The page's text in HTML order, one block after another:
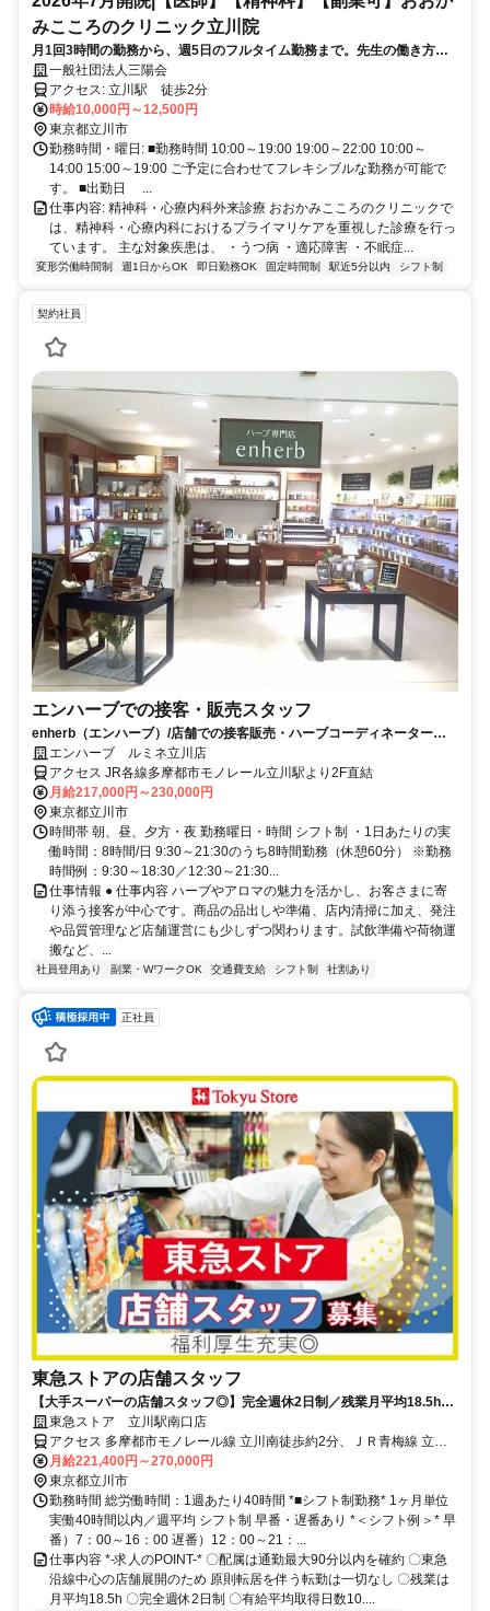
みこころのクリニック立川院
月1回3時間の勤務から、週5日のフルタイム勤務まで。先生の働き方に
合わせて勤務設計が可能です。
一般社団法人三陽会
アクセス: 立川駅 徒歩2分
時給10,000円～12,500円
東京都立川市
勤務時間・曜日: ■勤務時間 10:00～19:00 19:00～22:00 10:00～
14:00 15:00～19:00 ご予定に合わせてフレキシブルな勤務が可能で
す。 ■出勤日 ...
仕事内容: 精神科・心療内科外来診療 おおかみこころのクリニックで
は、精神科・心療内科におけるプライマリケアを重視した診療を行っ
ています。 主な対象疾患は、 ・うつ病 ・適応障害 ・不眠症...
変形労働時間制 週1日からOK 即日勤務OK 固定時間制 駅近5分以内 シフト制
契約社員
エンハーブでの接客・販売スタッフ
enherb（エンハーブ）/店舗での接客販売・ハーブコーディネーター募
集【契約社員求人】
エンハーブ ルミネ立川店
アクセス JR各線多摩都市モノレール立川駅より2F直結
月給217,000円～230,000円
東京都立川市
時間帯 朝、昼、夕方・夜 勤務曜日・時間 シフト制 ・1日あたりの実
働時間：8時間/日 9:30～21:30のうち8時間勤務（休憩60分） ※勤務
時間例：9:30～18:30／12:30～21:30...
仕事情報 ● 仕事内容 ハーブやアロマの魅力を活かし、お客さまに寄
り添う接客が中心です。商品の品出しや準備、店内清掃に加え、発注
や品質管理など店舗運営にも少しずつ関わります。試飲準備や荷物運
搬など、...
社員登用あり 副業・WワークOK 交通費支給 シフト制 社割あり
正社員
東急ストアの店舗スタッフ
【大手スーパーの店舗スタッフ◎】完全週休2日制／残業月平均18.5h／
家族も利用できる20％offの買い物割引券毎月配布中★
東急ストア 立川駅南口店
アクセス 多摩都市モノレール線 立川南徒歩約2分、ＪＲ青梅線 立川
南口徒歩約3分、ＪＲ南武線 立川南口徒歩約3分
月給221,400円～270,000円
東京都立川市
勤務時間 総労働時間：1週あたり40時間 *■シフト制勤務* 1ヶ月単位
実働40時間以内／週平均 シフト制 早番・遅番あり *＜シフト例＞* 早
番）7：00～16：00 遅番）12：00～21：...
仕事内容 *-求人のPOINT-* 〇配属は通勤最大90分以内を確約 〇東急
沿線中心の店舗展開のため 原則転居を伴う転勤は一切なし 〇残業は
月平均18.5h 〇完全週休2日制 〇有給平均取得日数10....